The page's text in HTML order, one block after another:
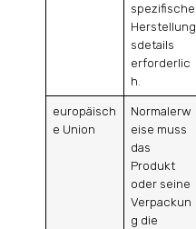
spezifische
Herstellung
sdetails
erforderlic
h.
europäisch
e Union
Normalerw
eise muss
das
Produkt
oder seine
Verpackun
g die